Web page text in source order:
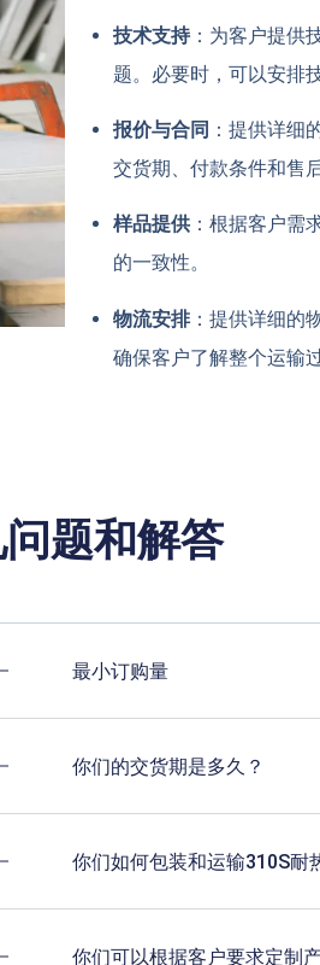
技术支持：为客户提供
题。必要时，可以安排
报价与合同 ：提供详细
交货期、付款条件和售
样品提供 ：根据客户需
的一致性。
物流安排：提供详细的
确保客户了解整个运输过
题和解答
最小订购量
你们的交货期是多久？
你们如何包装和运输310S耐
你们可以根据客户要求定制